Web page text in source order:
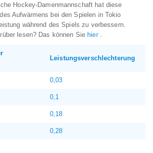
Hockey-Damenmannschaft hat diese
Aufwärmens bei den Spielen in Tokio
während des Spiels zu verbessern.
lesen? Das können Sie hier
Leistungsverschlechterung
0,03
0,1
0,18
0,28